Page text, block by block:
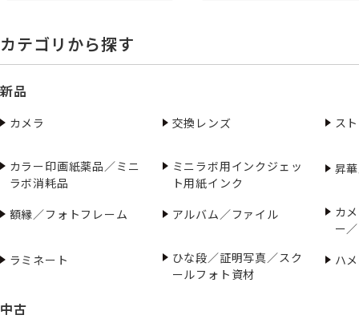
カテゴリから探す
新品
カメラ 交換レンズ ス
カラー印画紙薬品／ミニ
ラボ消耗品
ミニラボ用インクジェッ
ト用紙インク
昇
額縁／フォトフレーム アルバム／ファイル
カ
ー
ラミネート
ひな段／証明写真／スク
ールフォト資材
ハ
中古